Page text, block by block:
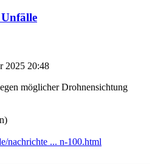
2025 20:48
möglicher Drohnensichtung
nachrichte ... n-100.html